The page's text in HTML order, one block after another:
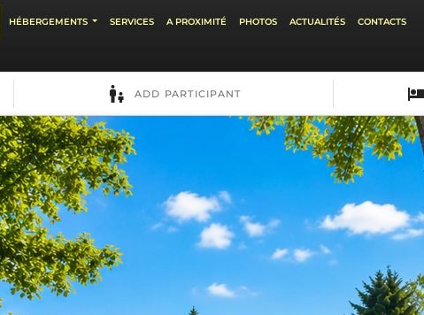
HÉBERGEMENTS SERVICES A PROXIMITÉ PHOTOS ACTUALITÉS CONTACTS